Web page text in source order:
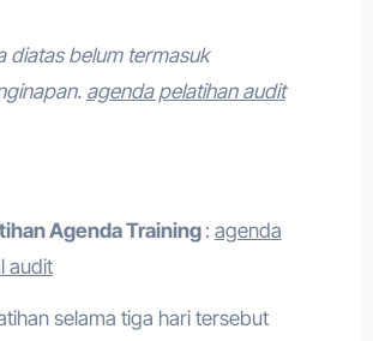
diatas belum termasuk
agenda pelatihan audit
Agenda Training : agenda
audit
selama tiga hari tersebut